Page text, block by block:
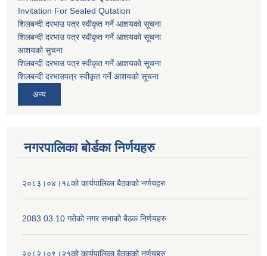
Invitation For Sealed Qutation
शिलबन्दी दरभाउ पत्र स्वीकृत गर्ने आशयको सूचना
शिलबन्दी दरभाउ पत्र स्वीकृत गर्ने आशयको सूचना
आशयको सुचना
शिलबन्दी दरभाउ पत्र स्वीकृत गर्ने आशयको सूचना
शिलबन्दी दरभाउपत्र स्वीकृत गर्ने आशयको सूचना
अन्य
नगरपालिका बोर्डका निर्णयहरु
२०८३।०४।१८को कार्यपालिका बैठकको नर्णयहरु
2083.03.10 गतेको नगर सभाको बैठक निर्णयहरु
२०८२।०९।२१को कार्यपालिका बैठकको नर्णयहरु